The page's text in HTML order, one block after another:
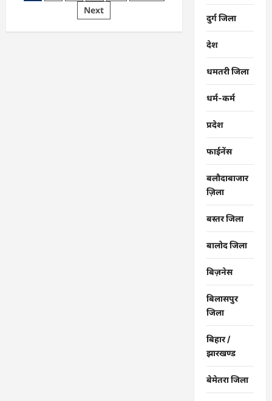
एकजुटता
Next
दुर्ग जिला
देश
धमतरी जिला
धर्म-कर्म
प्रदेश
फाईनेंस
बलौदाबाजार
ज़िला
बस्तर जिला
बालोद जिला
बिज़नेस
बिलासपुर
जिला
बिहार /
झारखण्ड
बेमेतरा जिला